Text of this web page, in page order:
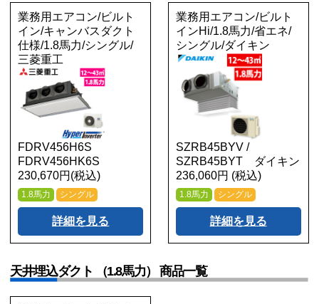
業務用エアコン/ビルト
イン/キャンバスダクト
仕様/1.8馬力/シングル/
三菱重工
FDRV456H6S
FDRV456HK6S
230,670円(税込)
1.8馬力 シングル
詳細を見る
業務用エアコン/ビルト
インHi/1.8馬力/省エネ/
シングル/ダイキン
SZRB45BYV /
SZRB45BYT ダイキン
236,060円 (税込)
1.8馬力 シングル
詳細を見る
天井埋込ダクト （1.8馬力） 商品一覧